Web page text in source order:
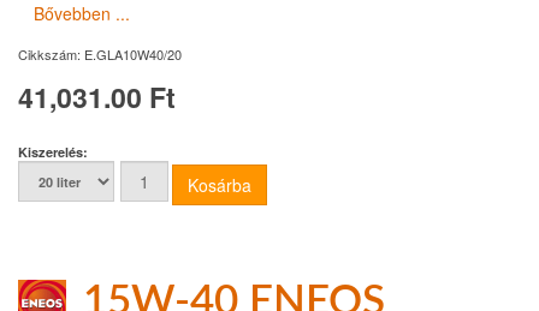
Bővebben ...
Cikkszám: E.GLA10W40/20
41,031.00 Ft
Kiszerelés:
15W-40 ENEOS